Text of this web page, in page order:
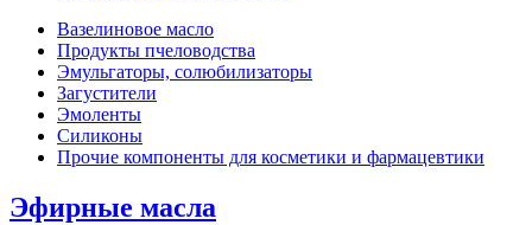
Вазелиновое масло
Продукты пчеловодства
Эмульгаторы, солюбилизаторы
Загустители
Эмоленты
Силиконы
Прочие компоненты для косметики и фармацевтики
Эфирные масла